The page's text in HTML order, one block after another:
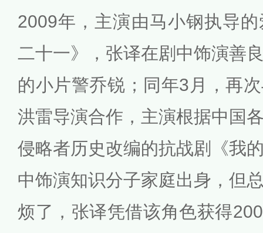
2009年，主演由马小钢执导
二十一》，张译在剧中饰演善
的小片警乔锐；同年3月，再
洪雷导演合作，主演根据中国
侵略者历史改编的抗战剧《我
中饰演知识分子家庭出身，但
烦了，张译凭借该角色获得